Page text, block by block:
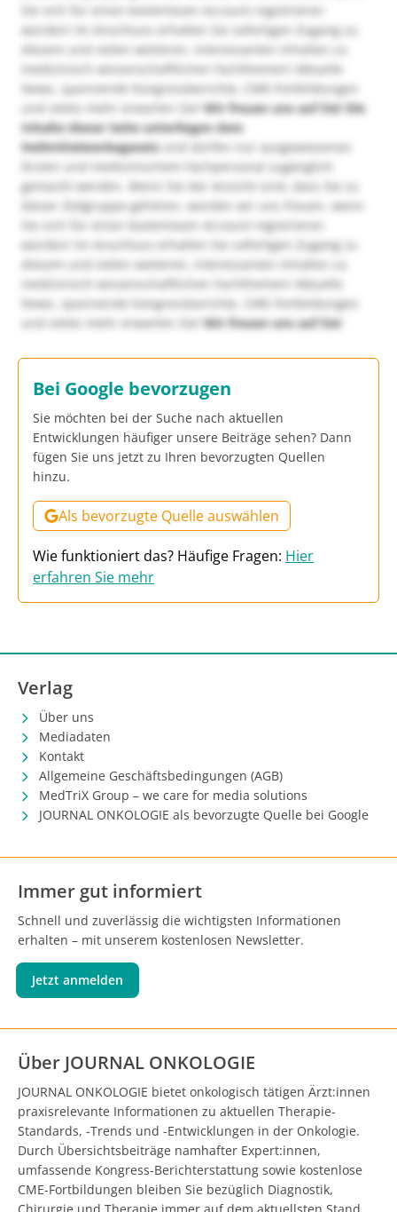
Sie sich für einen kostenlosen Account registrieren
würden! Im Anschluss erhalten Sie sofortigen Zugang zu
diesem und vielen weiteren, interessanten Inhalten zu
medizinisch-wissenschaftlichen Fachthemen! Aktuelle
News, spannende Kongressberichte, CME-Fortbildungen
und vieles mehr erwarten Sie!Wir freuen uns auf Sie! Die
Inhalte dieser Seite unterliegen dem
Heilmittelwerbegesetzund dürfen nur ausgewiesenen
Ärzten und medizinischem Fachpersonal zugänglich
gemacht werden. Wenn Sie der Ansicht sind, dass Sie zu
dieser Zielgruppe gehören, würden wir uns freuen, wenn
Sie sich für einen kostenlosen Account registrieren
würden! Im Anschluss erhalten Sie sofortigen Zugang zu
diesem und vielen weiteren, interessanten Inhalten zu
medizinisch-wissenschaftlichen Fachthemen! Aktuelle
News, spannende Kongressberichte, CME-Fortbildungen
und vieles mehr erwarten Sie!Wir freuen uns auf Sie!
Bei Google bevorzugen
Sie möchten bei der Suche nach aktuellen
Entwicklungen häufiger unsere Beiträge sehen? Dann
fügen Sie uns jetzt zu Ihren bevorzugten Quellen
hinzu.
Als bevorzugte Quelle auswählen
Wie funktioniert das? Häufige Fragen: Hier
erfahren Sie mehr
Verlag
Über uns
Mediadaten
Kontakt
Allgemeine Geschäftsbedingungen (AGB)
MedTriX Group – we care for media solutions
JOURNAL ONKOLOGIE als bevorzugte Quelle bei Google
Immer gut informiert
Schnell und zuverlässig die wichtigsten Informationen
erhalten – mit unserem kostenlosen Newsletter.
Jetzt anmelden
Über JOURNAL ONKOLOGIE
JOURNAL ONKOLOGIE bietet onkologisch tätigen Ärzt:innen
praxisrelevante Informationen zu aktuellen Therapie-
Standards, -Trends und -Entwicklungen in der Onkologie.
Durch Übersichtsbeiträge namhafter Expert:innen,
umfassende Kongress-Berichterstattung sowie kostenlose
CME-Fortbildungen bleiben Sie bezüglich Diagnostik,
Chirurgie und Therapie immer auf dem aktuellsten Stand.